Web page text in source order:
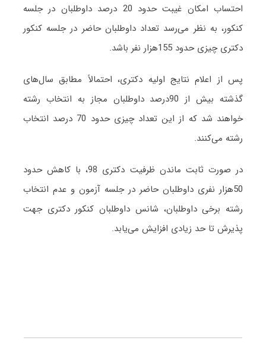
احتساب امکان غیبت حدود 20 درصد داوطلبان در جلسه
کنکور، به نظر می‌رسد تعداد داوطلبان حاضر در جلسه کنکور
دکتری چیزی حدود 155هزار نفر باشد.
پس از اعلام نتایج اولیه دکتری، احتمالاً مطابق سال‌های
گذشته بیش از 90درصد داوطلبان مجاز به انتخاب رشته
خواهند شد که از این تعداد چیزی حدود 70 درصد انتخاب
رشته می‌کنند.
در صورت ثابت ماندن ظرفیت دکتری 98، با کاهش حدود
50هزار نفری داوطلبان حاضر در جلسه آزمون و عدم انتخاب
رشته برخی داوطلبان، شانس داوطلبان کنکور دکتری جهت
پذیرش تا حد زیادی افزایش می‌یابد.